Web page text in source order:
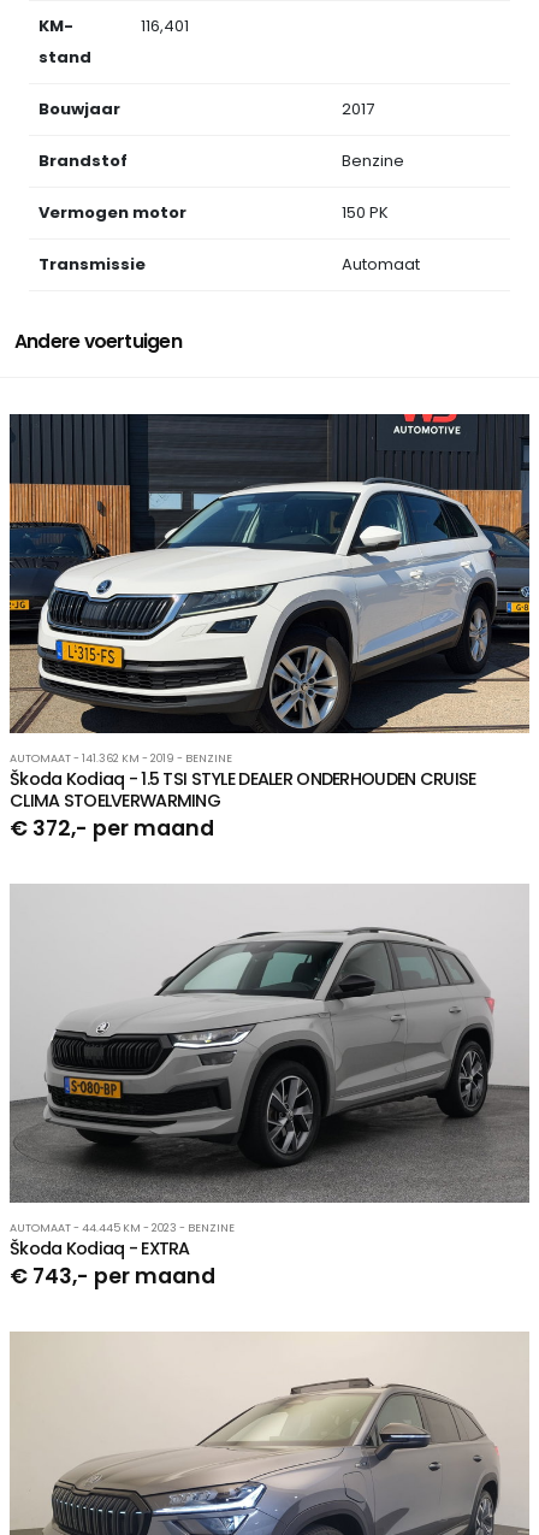
KM-
stand
116,401
Bouwjaar 2017
Brandstof Benzine
Vermogen motor 150 PK
Transmissie Automaat
Andere voertuigen
AUTOMAAT - 141.362 KM - 2019 - BENZINE
Škoda Kodiaq - 1.5 TSI STYLE DEALER ONDERHOUDEN CRUISE
CLIMA STOELVERWARMING
€ 372,- per maand
AUTOMAAT - 44.445 KM - 2023 - BENZINE
Škoda Kodiaq - EXTRA
€ 743,- per maand